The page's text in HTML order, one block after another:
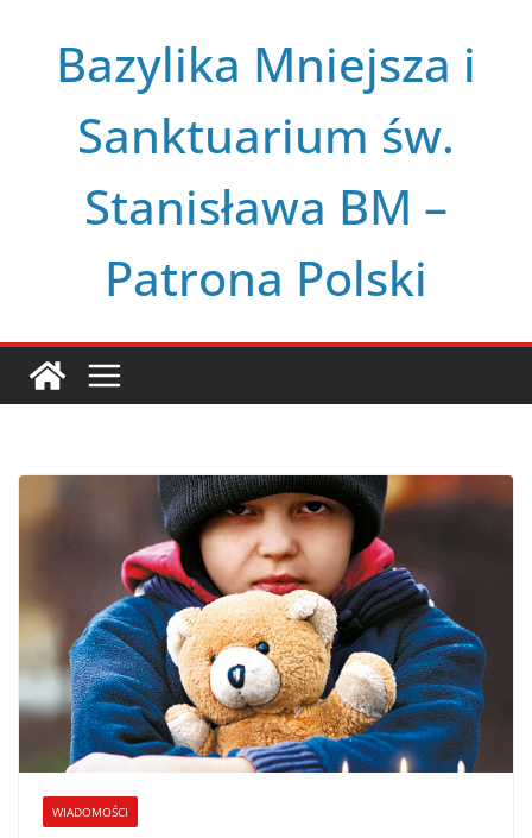
Bazylika Mniejsza i
Sanktuarium św.
Stanisława BM –
Patrona Polski
WIADOMOŚCI